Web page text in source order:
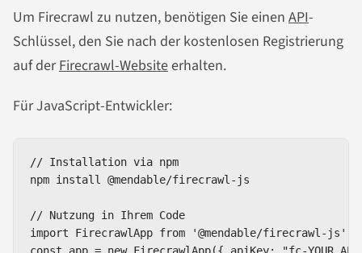
Um Firecrawl zu nutzen, benötigen Sie einen API-
Schlüssel, den Sie nach der kostenlosen Registrierung
auf derFirecrawl-Websiteerhalten.
Für JavaScript-Entwickler:
// Installation via npm
npm install @mendable/firecrawl-js
// Nutzung in Ihrem Code
import FirecrawlApp from '@mendable/firecrawl-js';